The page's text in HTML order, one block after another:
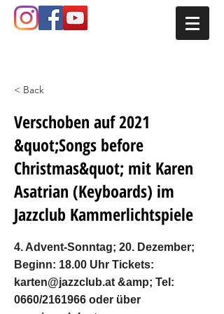
< Back
Verschoben auf 2021
&quot;Songs before
Christmas&quot; mit Karen
Asatrian (Keyboards) im
Jazzclub Kammerlichtspiele
4. Advent-Sonntag; 20. Dezember;
Beginn: 18.00 Uhr Tickets:
karten@jazzclub.at &amp; Tel:
0660/2161966 oder über